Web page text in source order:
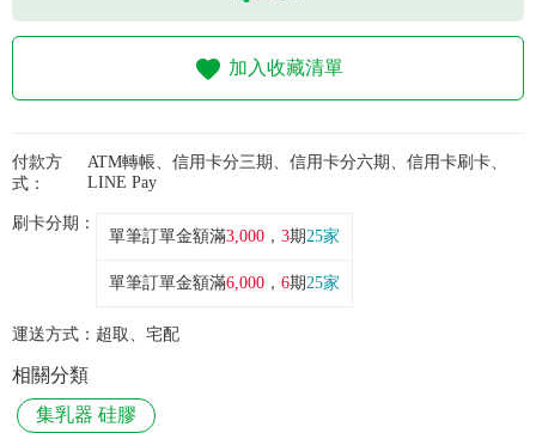
加入收藏清單
付款方
式：
ATM轉帳、信用卡分三期、信用卡分六期、信用卡刷卡、
LINE Pay
刷卡分期：
單筆訂單金額滿3,000 ， 3期25家
單筆訂單金額滿6,000 ， 6期25家
運送方式： 超取、宅配
相關分類
集乳器 硅膠